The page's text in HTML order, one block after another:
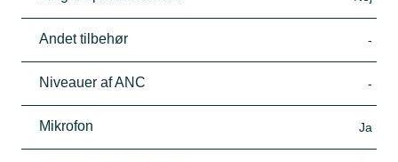
Andet tilbehør -
Niveauer af ANC -
Mikrofon Ja